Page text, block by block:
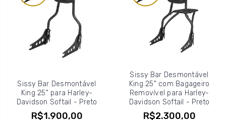
Sissy Bar Desmontável
King 25" para Harley-
Davidson Softail - Preto
R$1.900,00
Sissy Bar Desmontável
King 25" com Bagageiro
Removível para Harley-
Davidson Softail - Preto
R$2.300,00